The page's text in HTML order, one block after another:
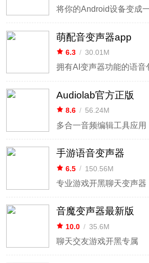
萌配音变声器app
6.3 / 30.01M
Audiolab官方正版
8.6 / 56.24M
多合一音频编辑工具应用
手游语音变声器
6.5 / 150.56M
专业游戏开黑聊天变声器
音魔变声器最新版
10.0 / 35.6M
聊天交友游戏开黑专属